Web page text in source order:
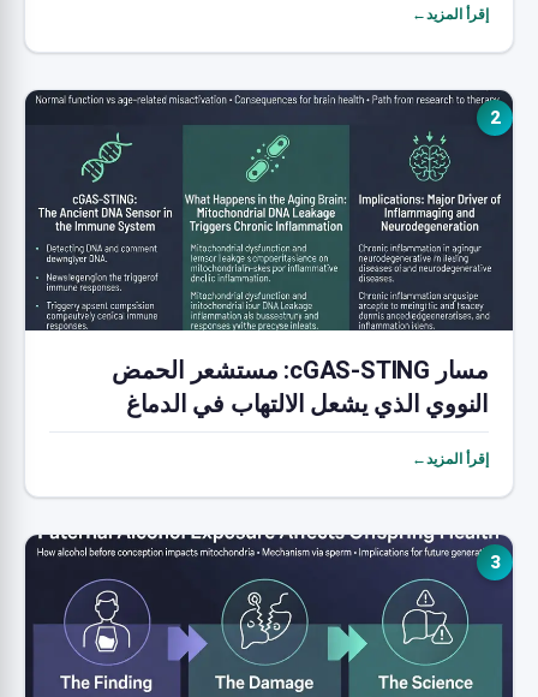
إقرأ المزيد←
2
مسار cGAS-STING: مستشعر الحمض
النووي الذي يشعل الالتهاب في الدماغ
المتقدم في العمر
إقرأ المزيد←
3